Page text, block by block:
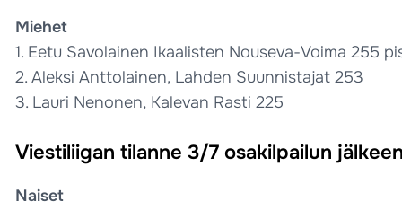
Miehet
1. Eetu Savolainen Ikaalisten Nouseva-Voima 255
2. Aleksi Anttolainen, Lahden Suunnistajat 253
3. Lauri Nenonen, Kalevan Rasti 225
Viestiliigan tilanne 3/7 osakilpailun jälkeen
Naiset